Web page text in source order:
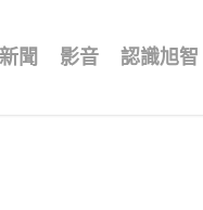
新聞 影音 認識旭智